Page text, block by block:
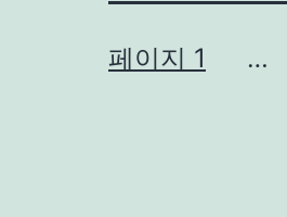
글
페이지 1 …